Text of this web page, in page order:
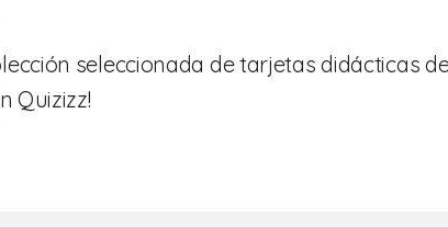
seleccionada de tarjetas didácticas
Quizizz!